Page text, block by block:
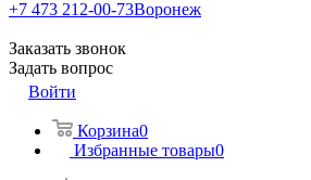
+7 473 212-00-73Воронеж
Заказать звонок
Задать вопрос
Войти
Корзина0
Избранные товары0